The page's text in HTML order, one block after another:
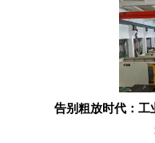
告别粗放时代：